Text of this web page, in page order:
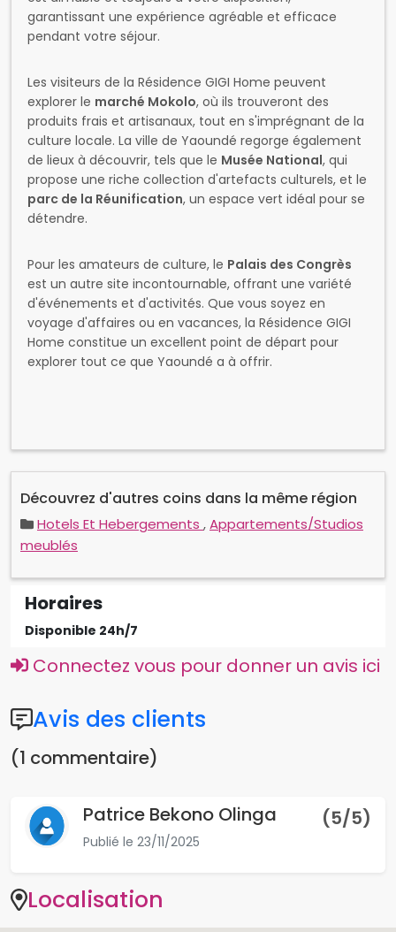
garantissant une expérience agréable et efficace
pendant votre séjour.
Les visiteurs de la Résidence GIGI Home peuvent
explorer le marché Mokolo, où ils trouveront des
produits frais et artisanaux, tout en s'imprégnant de la
culture locale. La ville de Yaoundé regorge également
de lieux à découvrir, tels que le Musée National, qui
propose une riche collection d'artefacts culturels, et le
parc de la Réunification, un espace vert idéal pour se
détendre.
Pour les amateurs de culture, le Palais des Congrès
est un autre site incontournable, offrant une variété
d'événements et d'activités. Que vous soyez en
voyage d'affaires ou en vacances, la Résidence GIGI
Home constitue un excellent point de départ pour
explorer tout ce que Yaoundé a à offrir.
Découvrez d'autres coins dans la même région
Hotels Et Hebergements
Appartements/Studios
meublés
Horaires
Disponible 24h/7
Connectez vous pour donner un avis ici
Avis des clients
(1 commentaire)
Patrice Bekono Olinga
Publié le 23/11/2025
(5/5)
Localisation